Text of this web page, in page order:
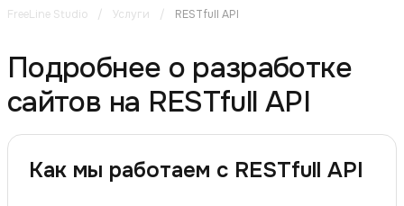
FreeLine Studio / Услуги / RESTfull API
Подробнее о разработке
сайтов на RESTfull API
Как мы работаем с RESTfull API